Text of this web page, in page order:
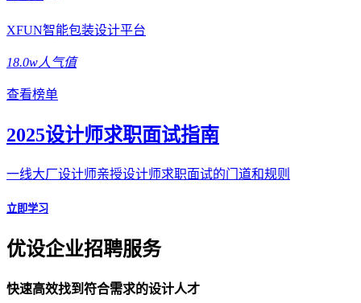
XFUN智能包装设计平台
18.0w人气值
查看榜单
2025设计师求职面试指南
一线大厂设计师亲授设计师求职面试的门道和规则
立即学习
优设企业招聘服务
快速高效找到符合需求的设计人才